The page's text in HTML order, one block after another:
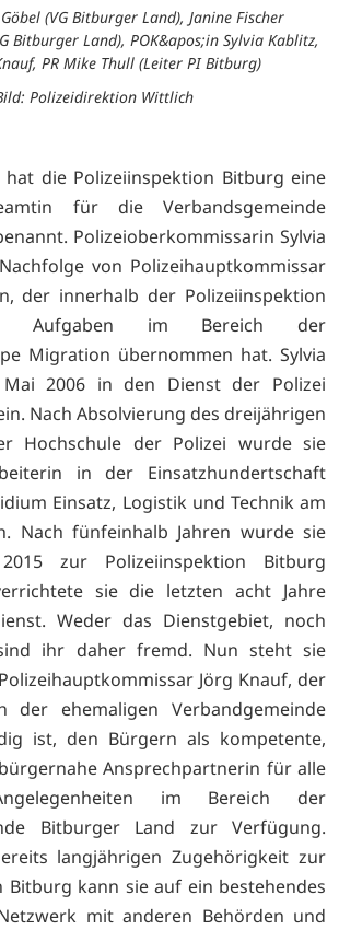
(VG Bitburger Land), Janine Fischer
Bitburger Land), POK&apos;in Sylvia Kablitz,
PR Mike Thull (Leiter PI Bitburg)
Polizeidirektion Wittlich
die Polizeiinspektion Bitburg eine
für die Verbandsgemeinde
Polizeioberkommissarin Sylvia
von Polizeihauptkommissar
der innerhalb der Polizeiinspektion
Aufgaben im Bereich der
Migration übernommen hat. Sylvia
2006 in den Dienst der Polizei
Nach Absolvierung des dreijährigen
Hochschule der Polizei wurde sie
in der Einsatzhundertschaft
Einsatz, Logistik und Technik am
Nach fünfeinhalb Jahren wurde sie
zur Polizeiinspektion Bitburg
sie die letzten acht Jahre
Weder das Dienstgebiet, noch
ihr daher fremd. Nun steht sie
Jörg Knauf, der
der ehemaligen Verbandgemeinde
ist, den Bürgern als kompetente,
Ansprechpartnerin für alle
im Bereich der
Bitburger Land zur Verfügung.
langjährigen Zugehörigkeit zur
Bitburg kann sie auf ein bestehendes
mit anderen Behörden und